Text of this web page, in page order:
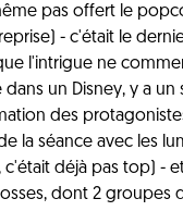
pas offert le
- c'était le
l'intrigue ne
un Disney, y a
des
la séance avec les
c'était déjà pas top) -
dont 2